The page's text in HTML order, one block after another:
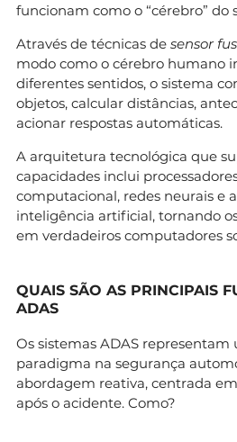
funcionam como o “cérebro” do
Através de técnicas de sensor
modo como o cérebro humano
diferentes sentidos, o sistema
objetos, calcular distâncias,
acionar respostas automáticas.
A arquitetura tecnológica que
capacidades inclui
computacional, redes neurais e
inteligência artificial, tornando
em verdadeiros computadores
QUAIS SÃO AS PRINCIPAIS
ADAS
Os sistemas ADAS
paradigma na segurança
abordagem reativa, centrada
após o acidente. Como?